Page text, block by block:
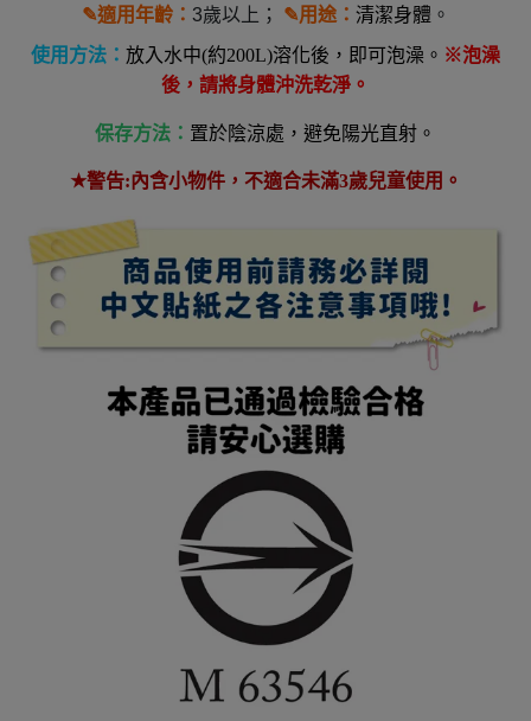
✎適用年齡： 3歲以上； ✎用途： 清潔身體 。
使用方法： 放入水中(約200L)溶化後，即可泡澡。 ※泡澡
後，請將身體沖洗乾淨。
保存方法： 置於陰涼處，避免陽光直射。
★警告:內含小物件，不適合未滿3歲兒童使用。